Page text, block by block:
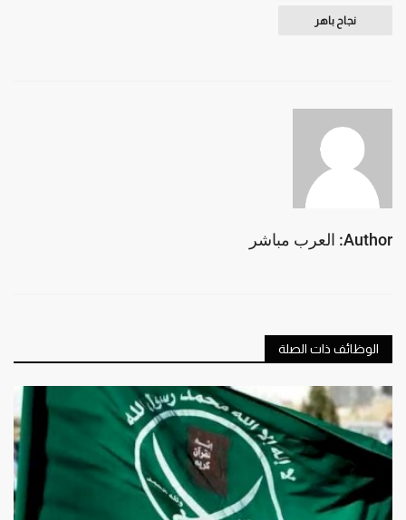
نجاح باهر
Author: العرب مباشر
الوظائف ذات الصلة